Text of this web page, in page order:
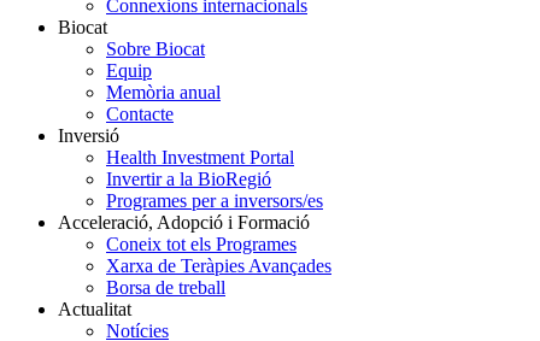
Connexions internacionals
Biocat
Sobre Biocat
Equip
Memòria anual
Contacte
Inversió
Health Investment Portal
Invertir a la BioRegió
Programes per a inversors/es
Acceleració, Adopció i Formació
Coneix tot els Programes
Xarxa de Teràpies Avançades
Borsa de treball
Actualitat
Notícies